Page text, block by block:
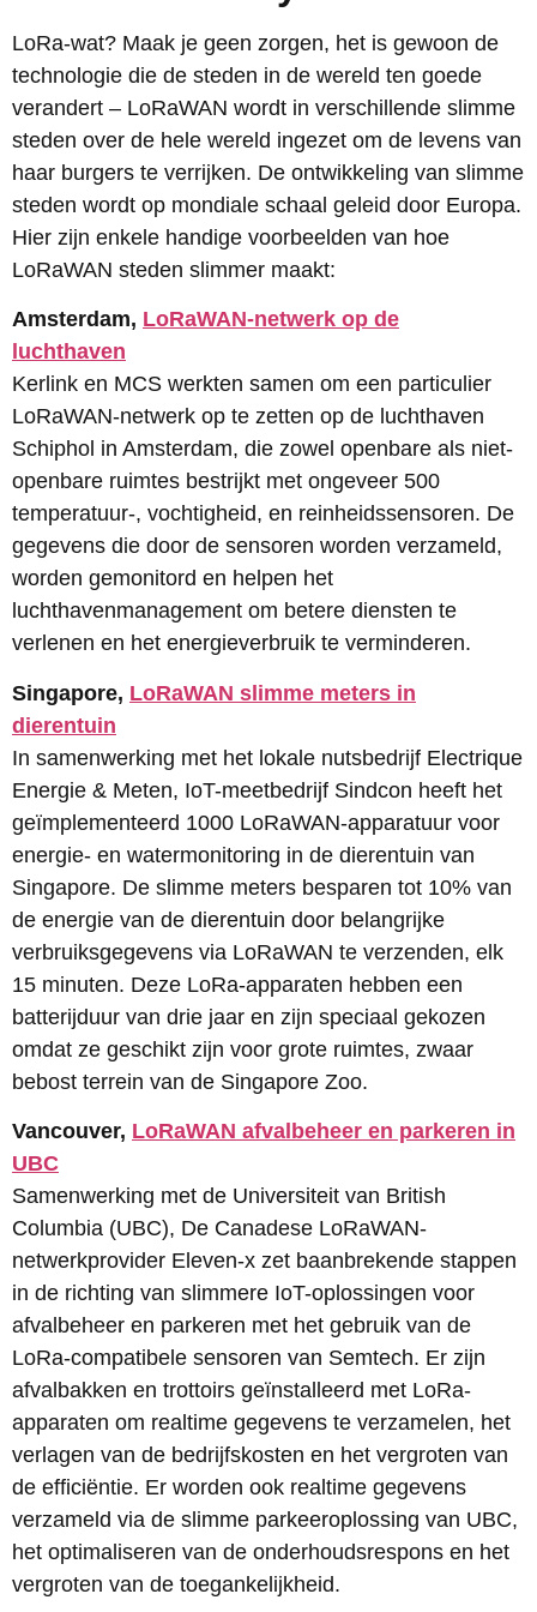
LoRa-wat? Maak je geen zorgen, het is gewoon de
technologie die de steden in de wereld ten goede
verandert – LoRaWAN wordt in verschillende slimme
steden over de hele wereld ingezet om de levens van
haar burgers te verrijken. De ontwikkeling van slimme
steden wordt op mondiale schaal geleid door Europa.
Hier zijn enkele handige voorbeelden van hoe
LoRaWAN steden slimmer maakt:
Amsterdam, LoRaWAN-netwerk op de
luchthaven
Kerlink en MCS werkten samen om een ​​particulier
LoRaWAN-netwerk op te zetten op de luchthaven
Schiphol in Amsterdam, die zowel openbare als niet-
openbare ruimtes bestrijkt met ongeveer 500
temperatuur-, vochtigheid, en reinheidssensoren. De
gegevens die door de sensoren worden verzameld,
worden gemonitord en helpen het
luchthavenmanagement om betere diensten te
verlenen en het energieverbruik te verminderen.
Singapore, LoRaWAN slimme meters in
dierentuin
In samenwerking met het lokale nutsbedrijf Electrique
Energie & Meten, IoT-meetbedrijf Sindcon heeft het
geïmplementeerd 1000 LoRaWAN-apparatuur voor
energie- en watermonitoring in de dierentuin van
Singapore. De slimme meters besparen tot 10% van
de energie van de dierentuin door belangrijke
verbruiksgegevens via LoRaWAN te verzenden, elk
15 minuten. Deze LoRa-apparaten hebben een
batterijduur van drie jaar en zijn speciaal gekozen
omdat ze geschikt zijn voor grote ruimtes, zwaar
bebost terrein van de Singapore Zoo.
Vancouver, LoRaWAN afvalbeheer en parkeren in
UBC
Samenwerking met de Universiteit van British
Columbia (UBC), De Canadese LoRaWAN-
netwerkprovider Eleven-x zet baanbrekende stappen
in de richting van slimmere IoT-oplossingen voor
afvalbeheer en parkeren met het gebruik van de
LoRa-compatibele sensoren van Semtech. Er zijn
afvalbakken en trottoirs geïnstalleerd met LoRa-
apparaten om realtime gegevens te verzamelen, het
verlagen van de bedrijfskosten en het vergroten van
de efficiëntie. Er worden ook realtime gegevens
verzameld via de slimme parkeeroplossing van UBC,
het optimaliseren van de onderhoudsrespons en het
vergroten van de toegankelijkheid.